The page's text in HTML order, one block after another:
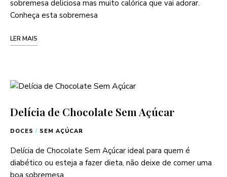
sobremesa deliciosa mas muito calórica que vai adorar.
Conheça esta sobremesa
LER MAIS
Delícia de Chocolate Sem Açúcar
DOCES / SEM AÇÚCAR
Delícia de Chocolate Sem Açúcar ideal para quem é
diabético ou esteja a fazer dieta, não deixe de comer uma
boa sobremesa.